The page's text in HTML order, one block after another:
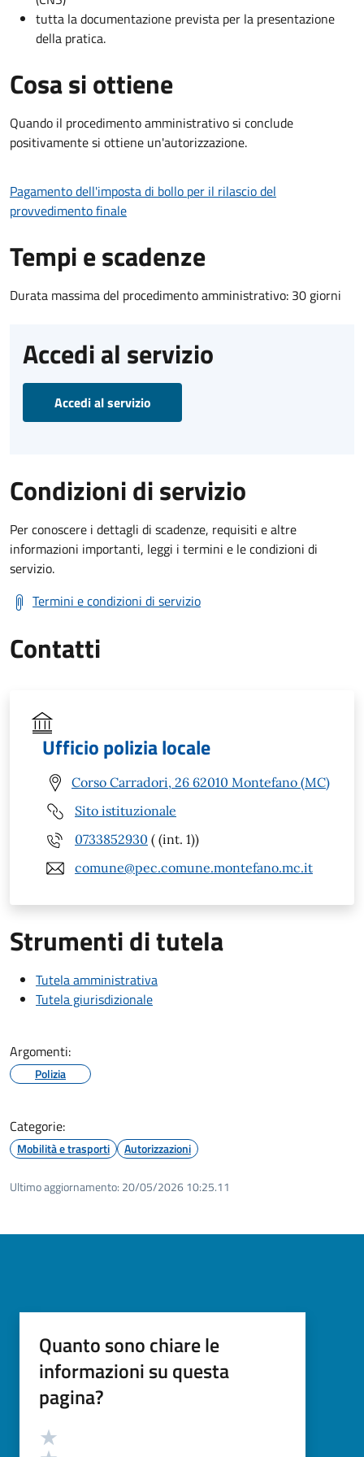
tutta la documentazione prevista per la presentazione
della pratica.
Cosa si ottiene
Quando il procedimento amministrativo si conclude
positivamente si ottiene un'autorizzazione.
Pagamento dell'imposta di bollo per il rilascio del
provvedimento finale
Tempi e scadenze
Durata massima del procedimento amministrativo: 30 giorni
Accedi al servizio
Accedi al servizio
Condizioni di servizio
Per conoscere i dettagli di scadenze, requisiti e altre
informazioni importanti, leggi i termini e le condizioni di
servizio.
Termini e condizioni di servizio
Contatti
Ufficio polizia locale
Corso Carradori, 26 62010 Montefano (MC)
Sito istituzionale
0733852930 ( (int. 1))
comune@pec.comune.montefano.mc.it
Strumenti di tutela
Tutela amministrativa
Tutela giurisdizionale
Argomenti:
Polizia
Categorie:
Mobilità e trasporti Autorizzazioni
Ultimo aggiornamento: 20/05/2026 10:25.11
Quanto sono chiare le
informazioni su questa
pagina?
Valutazione